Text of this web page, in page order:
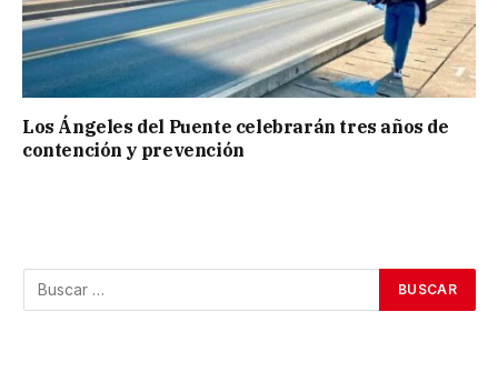
Los Ángeles del Puente celebrarán tres años de
contención y prevención